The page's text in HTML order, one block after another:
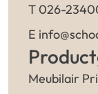
T 026-
E
Meubilair